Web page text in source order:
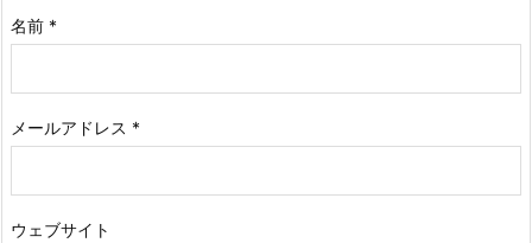
名前 *
メールアドレス *
ウェブサイト